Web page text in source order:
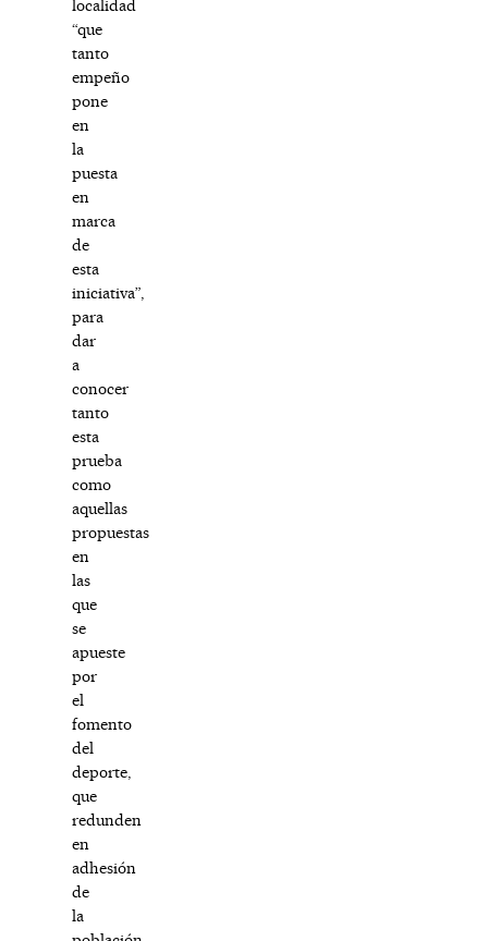
localidad
“que
tanto
empeño
pone
en
la
puesta
en
marca
de
esta
iniciativa”,
para
dar
a
conocer
tanto
esta
prueba
como
aquellas
propuestas
en
las
que
se
apueste
por
el
fomento
del
deporte,
que
redunden
en
adhesión
de
la